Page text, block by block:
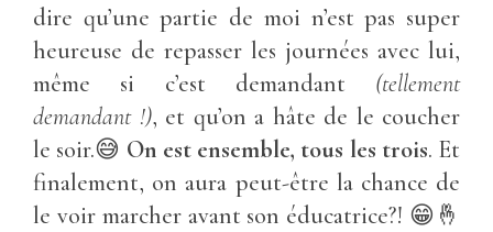
dire qu’une partie de moi n’est pas super
heureuse de repasser les journées avec lui,
même si c’est demandant (tellement
demandant !), et qu’on a hâte de le coucher
le soir.😅 On est ensemble, tous les trois. Et
finalement, on aura peut-être la chance de
le voir marcher avant son éducatrice?! 😁🤞